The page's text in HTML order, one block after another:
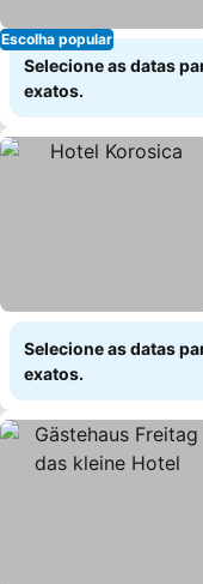
Escolha popular
Selecione as datas
exatos.
Selecione as datas
exatos.